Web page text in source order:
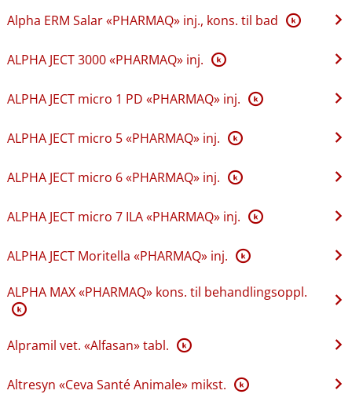
Alpha ERM Salar «PHARMAQ» inj., kons. til bad K
ALPHA JECT 3000 «PHARMAQ» inj. K
ALPHA JECT micro 1 PD «PHARMAQ» inj. K
ALPHA JECT micro 5 «PHARMAQ» inj. K
ALPHA JECT micro 6 «PHARMAQ» inj. K
ALPHA JECT micro 7 ILA «PHARMAQ» inj. K
ALPHA JECT Moritella «PHARMAQ» inj. K
ALPHA MAX «PHARMAQ» kons. til behandlingsoppl.
K
Alpramil vet. «Alfasan» tabl. K
Altresyn «Ceva Santé Animale» mikst. K